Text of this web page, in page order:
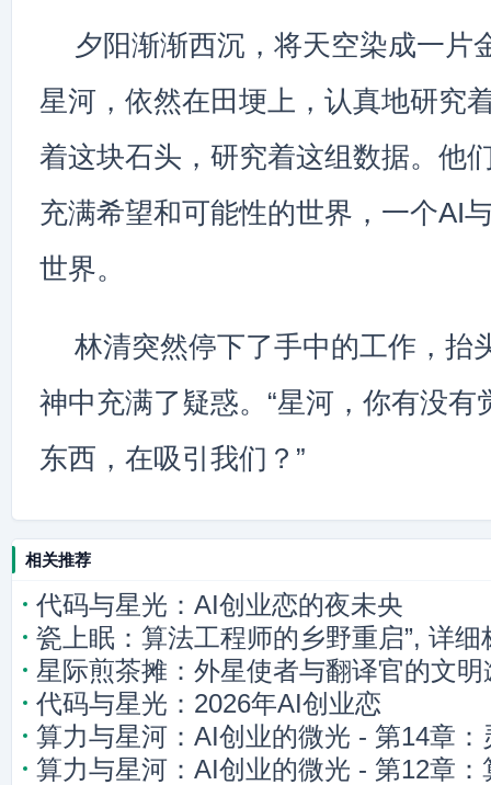
夕阳渐渐西沉，将天空染成一片
星河，依然在田埂上，认真地研究
着这块石头，研究着这组数据。他
充满希望和可能性的世界，一个AI
世界。
林清突然停下了手中的工作，抬
神中充满了疑惑。“星河，你有没有
东西，在吸引我们？”
相关推荐
代码与星光：AI创业恋的夜未央
瓷上眠：算法工程师的乡野重启”, 详
乡间重启自我，代码中寻觅人情味”,
的技术瓶颈与乡村生活的反差，在乡
寻觅人情味
星际煎茶摊：外星使者与翻译官的文明
代码与星光：2026年AI创业恋
算力与星河：AI创业的微光 - 第14章
算力与星河：AI创业的微光 - 第12章：